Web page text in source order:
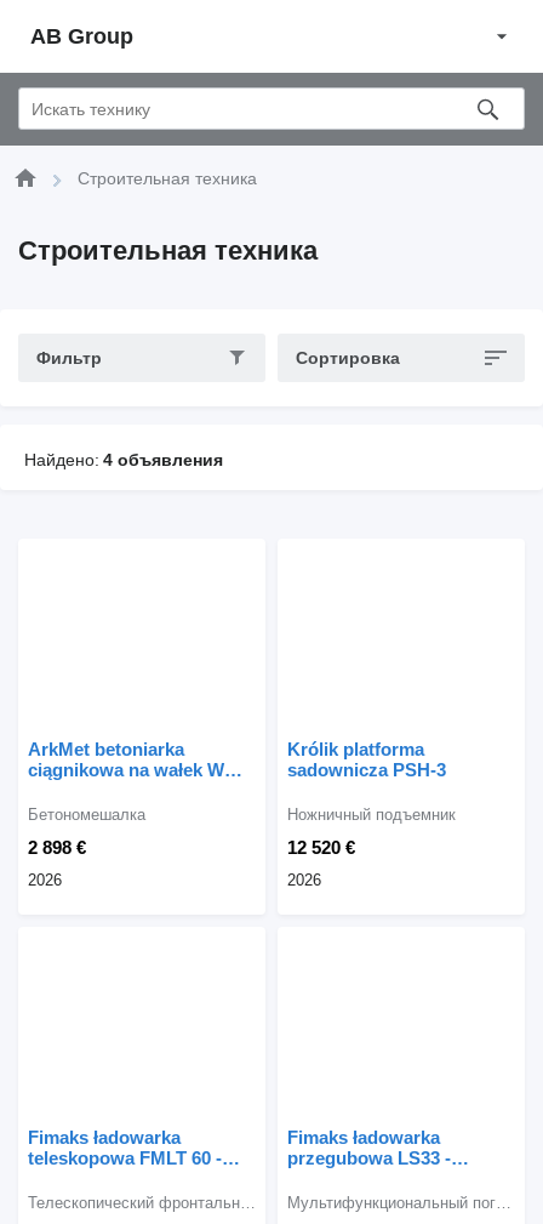
AB Group
Строительная техника
Строительная техника
Фильтр Сортировка
Найдено: 4 объявления
ArkMet betoniarka
ciągnikowa na wałek WOM
2 898 €
Бетономешалка
2026
Królik platforma
sadownicza PSH-3
12 520 €
Ножничный подъемник
2026
Fimaks ładowarka
teleskopowa FMLT 60 -
Телескопический фронтальный погрузчик
Fimaks ładowarka
przegubowa LS33 -
Мультифункциональный погрузчик